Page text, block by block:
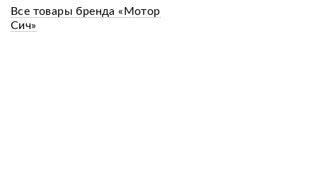
Все товары бренда «Мотор
Сич»